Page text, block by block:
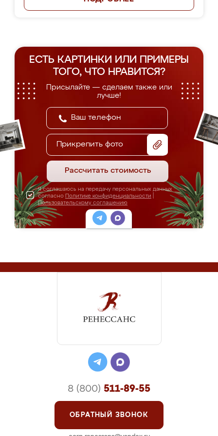
ЕСТЬ КАРТИНКИ ИЛИ ПРИМЕРЫ
ТОГО, ЧТО НРАВИТСЯ?
Присылайте — сделаем также или
лучше!
Прикрепить фото
Рассчитать стоимость
Я соглашаюсь на передачу персональных данных
согласно Политике конфиденциальности
Пользовательскому соглашению
8 (800) 511-89-55
ОБРАТНЫЙ ЗВОНОК